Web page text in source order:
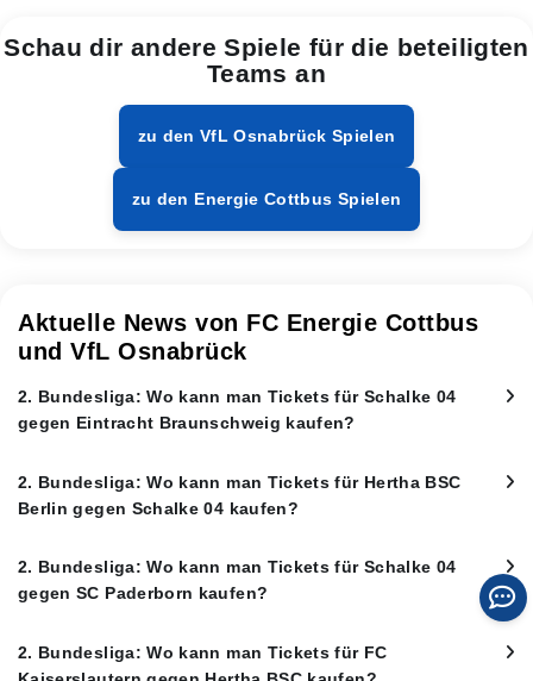
Schau dir andere Spiele für die beteiligten
Teams an
zu den VfL Osnabrück Spielen
zu den Energie Cottbus Spielen
Aktuelle News von FC Energie Cottbus
und VfL Osnabrück
2. Bundesliga: Wo kann man Tickets für Schalke 04
gegen Eintracht Braunschweig kaufen?
2. Bundesliga: Wo kann man Tickets für Hertha BSC
Berlin gegen Schalke 04 kaufen?
2. Bundesliga: Wo kann man Tickets für Schalke 04
gegen SC Paderborn kaufen?
2. Bundesliga: Wo kann man Tickets für FC